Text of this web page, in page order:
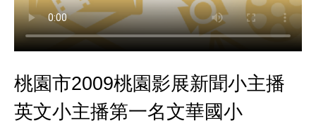
桃園市2009桃園影展新聞小主播
英文小主播第一名文華國小